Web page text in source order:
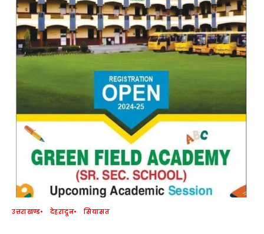
उत्तराखण्ड देहरादून सियासत